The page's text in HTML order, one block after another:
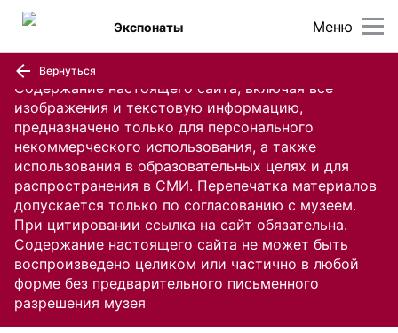
Содержание настоящего сайта, включая все
изображения и текстовую информацию,
предназначено только для персонального
некоммерческого использования, а также
использования в образовательных целях и для
распространения в СМИ. Перепечатка материалов
допускается только по согласованию с музеем.
При цитировании ссылка на сайт обязательна.
Содержание настоящего сайта не может быть
воспроизведено целиком или частично в любой
форме без предварительного письменного
разрешения музея
Меню
Экспонаты
Вернуться